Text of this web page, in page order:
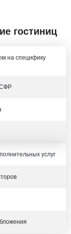
гостиниц
на специфику
СФР
услуг